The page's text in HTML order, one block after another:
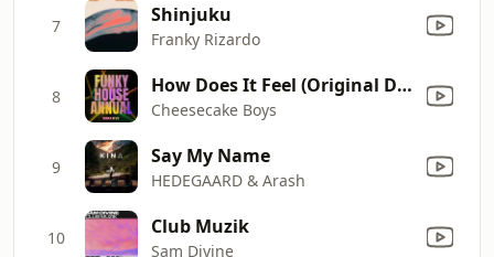
7 Shinjuku
Franky Rizardo
8 How Does It Feel (Original Dub mix)
Cheesecake Boys
9 Say My Name
HEDEGAARD & Arash
10 Club Muzik
Sam Divine